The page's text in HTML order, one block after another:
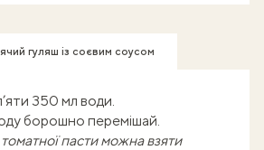
гуляш із соєвим соусом
350 мл води.
борошно перемішай.
томатної пасти можна взяти